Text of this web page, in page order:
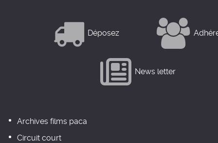
Déposez
News letter
Archives films paca
Circuit court